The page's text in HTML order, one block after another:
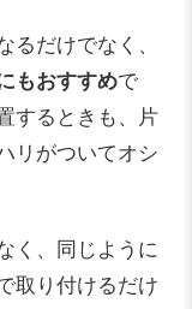
だけでなく、
もおすすめで
するときも、片
リがついてオシ
く、同じように
取り付けるだけ